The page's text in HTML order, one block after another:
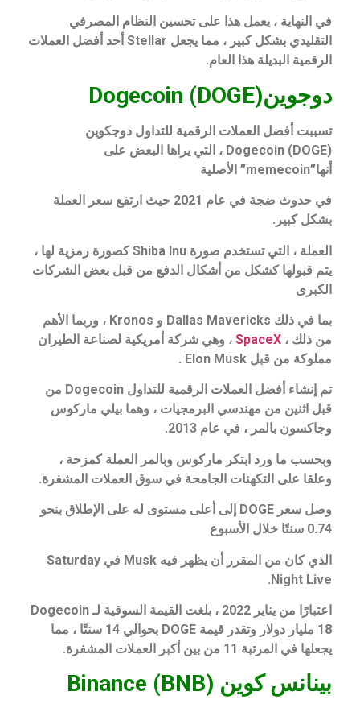
في النهاية ، يعمل هذا على تحسين النظام المصرفي
التقليدي بشكل كبير ، مما يجعل Stellar أحد أفضل العملات
الرقمية البديلة هذا العام.
دوجوينDogecoin (DOGE)
تسببت أفضل العملات الرقمية للتداول دوجكوين
Dogecoin (DOGE) ، التي يراها البعض على
أنها”memecoin” الأصلية
في حدوث ضجة في عام 2021 حيث ارتفع سعر العملة
بشكل كبير.
العملة ، التي تستخدم صورة Shiba Inu كصورة رمزية لها ،
يتم قبولها كشكل من أشكال الدفع من قبل بعض الشركات
الكبرى
بما في ذلك Dallas Mavericks و Kronos ، وربما الأهم
من ذلك ، SpaceX ، وهي شركة أمريكية لصناعة الطيران
مملوكة من قبل Elon Musk .
تم إنشاء أفضل العملات الرقمية للتداول Dogecoin من
قبل اثنين من مهندسي البرمجيات ، وهما بيلي ماركوس
وجاكسون بالمر ، في عام 2013.
وبحسب ما ورد ابتكر ماركوس وبالمر العملة كمزحة ،
وعلقا على التكهنات الجامحة في سوق العملات المشفرة.
وصل سعر DOGE إلى أعلى مستوى له على الإطلاق بنحو
0.74 سنتًا خلال الأسبوع
الذي كان من المقرر أن يظهر فيه Musk في Saturday
Night Live.
اعتبارًا من يناير 2022 ، بلغت القيمة السوقية لـ Dogecoin
18 مليار دولار وتقدر قيمة DOGE بحوالي 14 سنتًا ، مما
يجعلها في المرتبة 11 من بين أكبر العملات المشفرة.
بينانس كوين Binance (BNB)